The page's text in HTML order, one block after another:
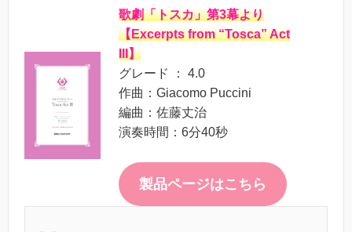
歌劇「トスカ」第3幕より
【Excerpts from “Tosca” Act
III】
グレード ： 4.0
作曲：Giacomo Puccini
編曲：佐藤丈治
演奏時間：6分40秒
製品ページはこちら